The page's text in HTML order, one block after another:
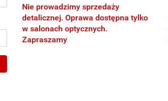
Nie prowadzimy sprzedaży
detalicznej. Oprawa dostępna tylko
w salonach optycznych.
Zapraszamy